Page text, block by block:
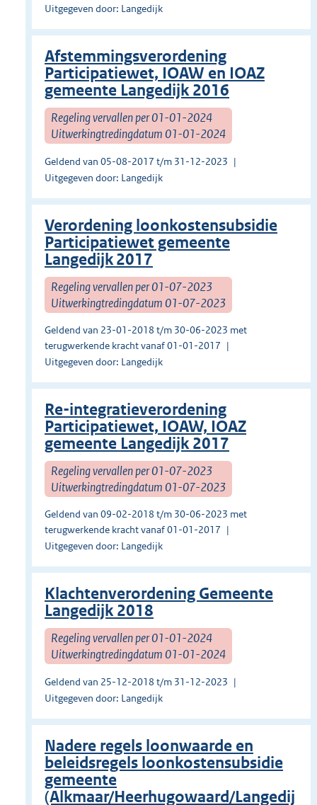
Uitgegeven door: Langedijk
Afstemmingsverordening
Participatiewet, IOAW en IOAZ
gemeente Langedijk 2016
Regeling vervallen per 01-01-2024
Uitwerkingtredingdatum 01-01-2024
Geldend van 05-08-2017 t/m 31-12-2023
Uitgegeven door: Langedijk
Verordening loonkostensubsidie
Participatiewet gemeente
Langedijk 2017
Regeling vervallen per 01-07-2023
Uitwerkingtredingdatum 01-07-2023
Geldend van 23-01-2018 t/m 30-06-2023 met
terugwerkende kracht vanaf 01-01-2017
Uitgegeven door: Langedijk
Re-integratieverordening
Participatiewet, IOAW, IOAZ
gemeente Langedijk 2017
Regeling vervallen per 01-07-2023
Uitwerkingtredingdatum 01-07-2023
Geldend van 09-02-2018 t/m 30-06-2023 met
terugwerkende kracht vanaf 01-01-2017
Uitgegeven door: Langedijk
Klachtenverordening Gemeente
Langedijk 2018
Regeling vervallen per 01-01-2024
Uitwerkingtredingdatum 01-01-2024
Geldend van 25-12-2018 t/m 31-12-2023
Uitgegeven door: Langedijk
Nadere regels loonwaarde en
beleidsregels loonkostensubsidie
gemeente
(Alkmaar/Heerhugowaard/Langedij